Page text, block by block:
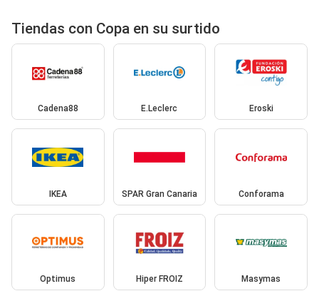
Tiendas con Copa en su surtido
Cadena88 E.Leclerc Eroski
IKEA SPAR Gran Canaria Conforama
Optimus Hiper FROIZ Masymas